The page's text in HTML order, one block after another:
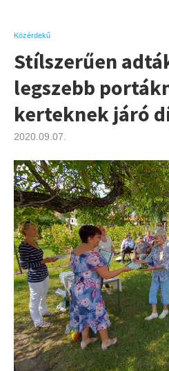
Közérdekű
Stílszerűen
legszebb
kerteknek járó
2020.09.07.